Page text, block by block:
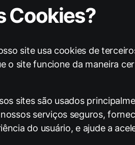
Cookies?
site usa cookies de
o site funcione da maneira
sites são usados
serviços seguros,
do usuário, e ajude a